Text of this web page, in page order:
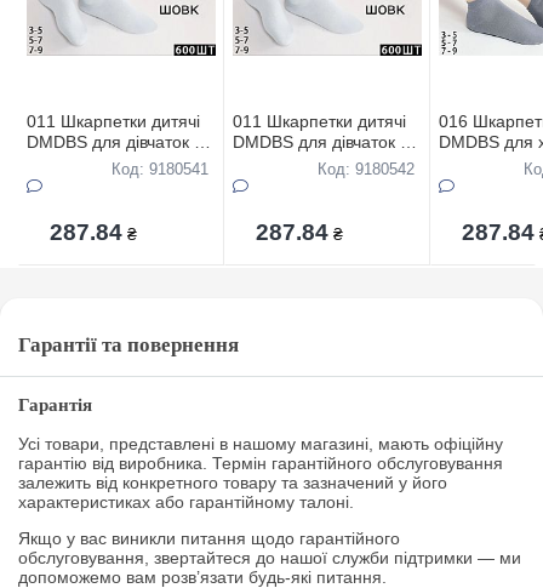
011 Шкарпетки дитячі
DMDBS для дівчаток х/
б р.3-5 (ціна за 10шт)
Код: 9180541
287.84 ₴
011 Шкарпетки дитячі
DMDBS для дівчаток х/
б р.5-7 (ціна за 10шт)
Код: 9180542
287.84 ₴
016
DMDBS для
х/б р.3-5
287.84
Гарантії та повернення
Гарантія
Усі товари, представлені в нашому магазині, мають офіційну
гарантію від виробника. Термін гарантійного обслуговування
залежить від конкретного товару та зазначений у його
характеристиках або гарантійному талоні.
Якщо у вас виникли питання щодо гарантійного
обслуговування, звертайтеся до нашої служби підтримки — ми
допоможемо вам розв’язати будь-які питання.